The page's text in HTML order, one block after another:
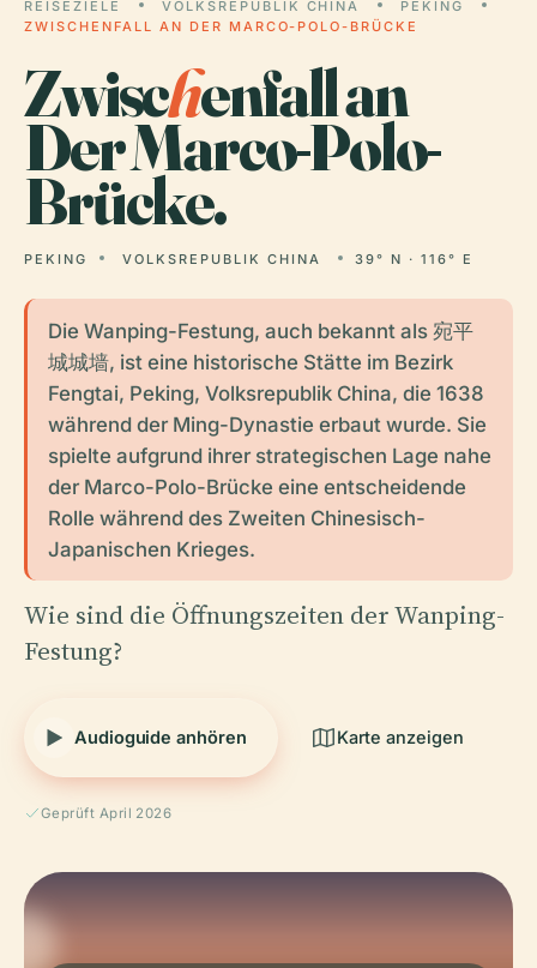
REISEZIELE VOLKSREPUBLIK CHINA
PEKING
ZWISCHENFALL AN DER MARCO-POLO-BRÜCKE
Zwischenfall an
Der Marco-Polo-
Brücke.
PEKING VOLKSREPUBLIK CHINA 39° N · 116° E
Die Wanping-Festung, auch bekannt als 宛平
城城墙, ist eine historische Stätte im Bezirk
Fengtai, Peking, Volksrepublik China, die 1638
während der Ming-Dynastie erbaut wurde. Sie
spielte aufgrund ihrer strategischen Lage nahe
der Marco-Polo-Brücke eine entscheidende
Rolle während des Zweiten Chinesisch-
Japanischen Krieges.
Wie sind die Öffnungszeiten der Wanping-
Festung?
Audioguide anhören Karte anzeigen
Geprüft April 2026